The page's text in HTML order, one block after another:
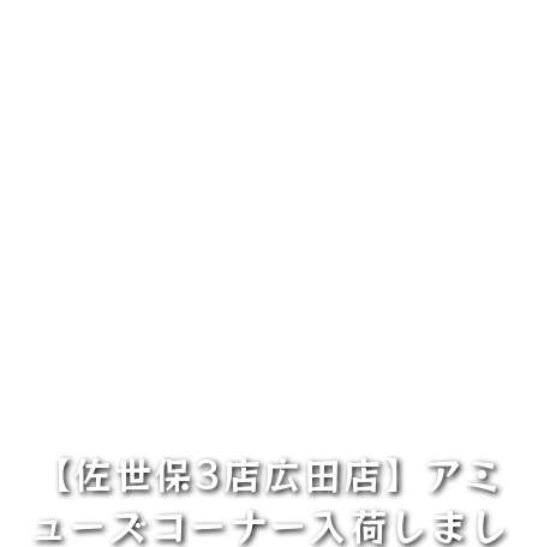
【佐世保3店広田店】アミ
ューズコーナー入荷しまし